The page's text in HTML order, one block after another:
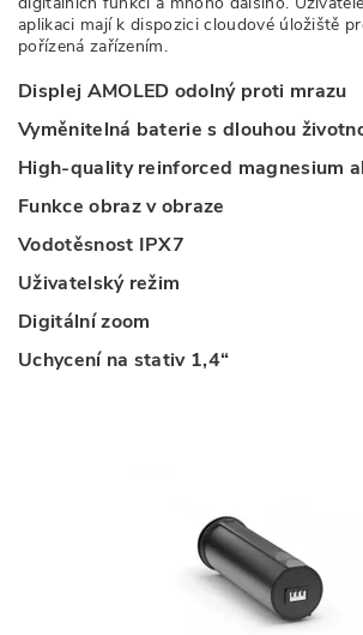
aplikaci mají k dispozici cloudové úložiště
pořízená zařízením.
Displej AMOLED odolný proti mrazu
Vyměnitelná baterie s dlouhou
High-quality reinforced magnesium
Funkce obraz v obraze
Vodotěsnost IPX7
Uživatelský režim
Digitální zoom
Uchycení na stativ 1,4“